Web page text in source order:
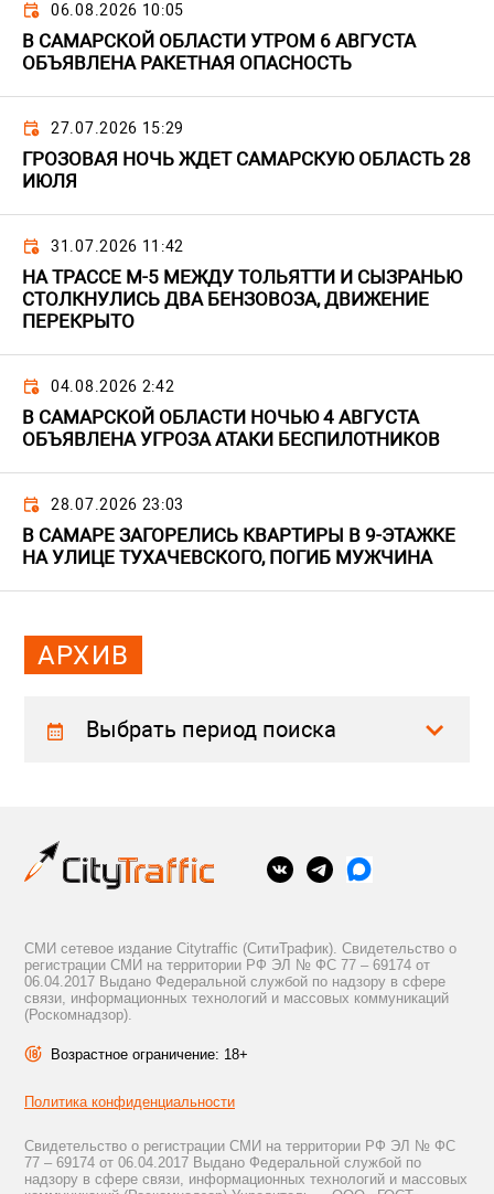
06.08.2026 10:05
В САМАРСКОЙ ОБЛАСТИ УТРОМ 6 АВГУСТА
ОБЪЯВЛЕНА РАКЕТНАЯ ОПАСНОСТЬ
27.07.2026 15:29
ГРОЗОВАЯ НОЧЬ ЖДЕТ САМАРСКУЮ ОБЛАСТЬ 28
ИЮЛЯ
31.07.2026 11:42
НА ТРАССЕ М-5 МЕЖДУ ТОЛЬЯТТИ И СЫЗРАНЬЮ
СТОЛКНУЛИСЬ ДВА БЕНЗОВОЗА, ДВИЖЕНИЕ
ПЕРЕКРЫТО
04.08.2026 2:42
В САМАРСКОЙ ОБЛАСТИ НОЧЬЮ 4 АВГУСТА
ОБЪЯВЛЕНА УГРОЗА АТАКИ БЕСПИЛОТНИКОВ
28.07.2026 23:03
В САМАРЕ ЗАГОРЕЛИСЬ КВАРТИРЫ В 9-ЭТАЖКЕ
НА УЛИЦЕ ТУХАЧЕВСКОГО, ПОГИБ МУЖЧИНА
АРХИВ
Выбрать период поиска
СМИ сетевое издание Citytraffic (СитиТрафик). Свидетельство о
регистрации СМИ на территории РФ ЭЛ № ФС 77 – 69174 от
06.04.2017 Выдано Федеральной службой по надзору в сфере
связи, информационных технологий и массовых коммуникаций
(Роскомнадзор).
Возрастное ограничение: 18+
Политика конфиденциальности
Свидетельство о регистрации СМИ на территории РФ ЭЛ № ФС
77 – 69174 от 06.04.2017 Выдано Федеральной службой по
надзору в сфере связи, информационных технологий и массовых